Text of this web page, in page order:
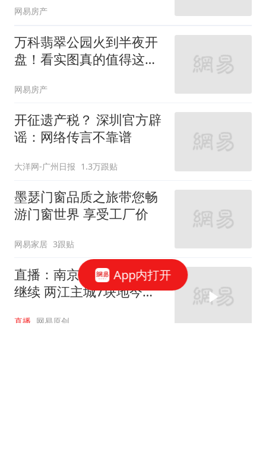
网易房产
万科翡翠公园火到半夜开
盘！看实图真的值得这
网易房产
开征遗产税？ 深圳官方辟
谣：网络传言不靠谱
大洋网-广州日报 1.3万跟贴
墨瑟门窗品质之旅带您畅
游门窗世界 享受工厂价
网易家居 3跟贴
直播：南京土拍大战今日
继续 两江主城7块地今日
直播 网易原创
App内打开